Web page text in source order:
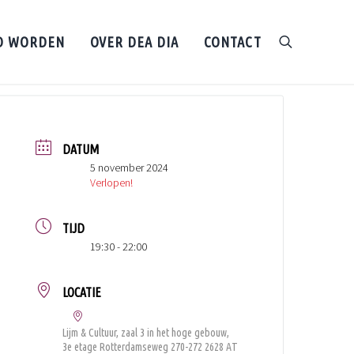
WORDEN OVER DEA DIA CONTACT search
DATUM
5 november 2024
Verlopen!
TIJD
19:30 - 22:00
LOCATIE
Lijm & Cultuur, zaal 3 in het hoge gebouw,
3e etage Rotterdamseweg 270-272 2628 AT